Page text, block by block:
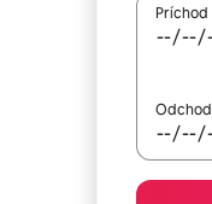
Príchod
Odchod